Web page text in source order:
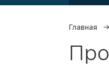
Главная